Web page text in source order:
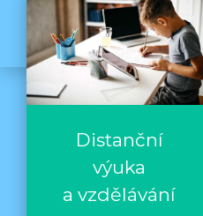
Distanční
výuka
a vzdělávání